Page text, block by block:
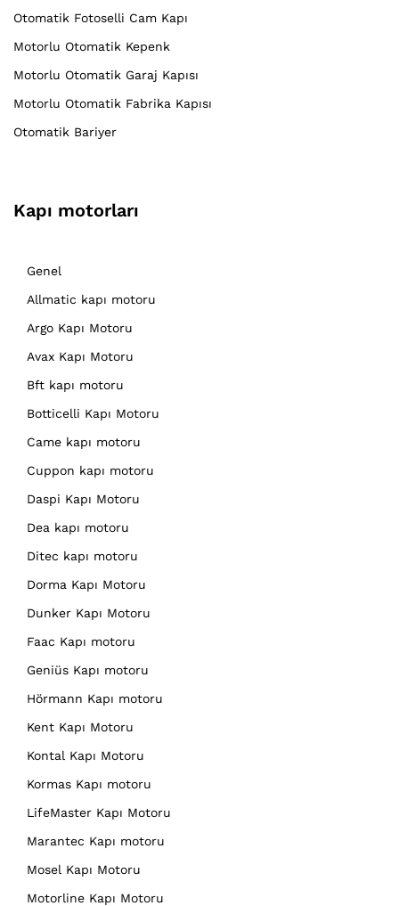
Otomatik Fotoselli Cam Kapı
Motorlu Otomatik Kepenk
Motorlu Otomatik Garaj Kapısı
Motorlu Otomatik Fabrika Kapısı
Otomatik Bariyer
Kapı motorları
Genel
Allmatic kapı motoru
Argo Kapı Motoru
Avax Kapı Motoru
Bft kapı motoru
Botticelli Kapı Motoru
Came kapı motoru
Cuppon kapı motoru
Daspi Kapı Motoru
Dea kapı motoru
Ditec kapı motoru
Dorma Kapı Motoru
Dunker Kapı Motoru
Faac Kapı motoru
Geniüs Kapı motoru
Hörmann Kapı motoru
Kent Kapı Motoru
Kontal Kapı Motoru
Kormas Kapı motoru
LifeMaster Kapı Motoru
Marantec Kapı motoru
Mosel Kapı Motoru
Motorline Kapı Motoru